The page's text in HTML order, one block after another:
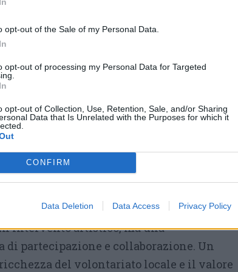
opt-out of the Sale of my Personal Data.
opt-out of processing my Personal Data for Targeted
opt-out of Collection, Use, Retention, Sale, and/or Sharing
Data that Is Unrelated with the Purposes for which it
CONFIRM
Data Deletion Data Access Privacy Policy
lo tengono saldo,
condivisione sono la chioma
tutti, senza distinzioni.”
di
che uniscono le associazioni,
le azioni concrete che ogni giorno
a favore della collettività. Ogni foglia,
conserva la propria unicità ma, insieme
più grande, capace di raccontare
intervento artistico, ma una
di partecipazione e collaborazione. Un
del volontariato locale e il valore